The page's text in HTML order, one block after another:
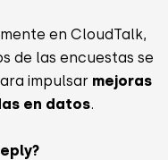
en CloudTalk,
de las encuestas se
impulsar mejoras
en datos.